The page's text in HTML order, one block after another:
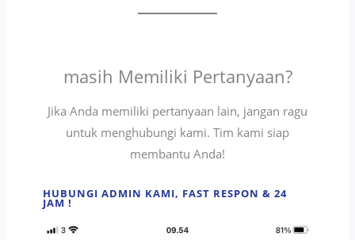
masih Memiliki Pertanyaan?
Jika Anda memiliki pertanyaan lain, jangan ragu
untuk menghubungi kami. Tim kami siap
membantu Anda!
HUBUNGI ADMIN KAMI, FAST RESPON & 24
JAM !